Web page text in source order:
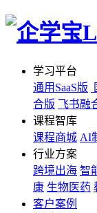
学习平台
通用SaaS版
合版 飞书融
课程智库
课程商城 AI
行业方案
跨境出海 智
康 生物医药
客户案例